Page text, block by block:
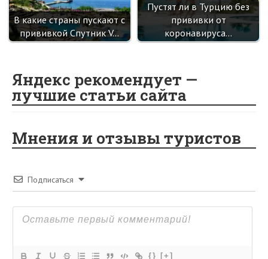
В какие страны пускают с
прививкой Спутник V…
Пустят ли в Турцию без
прививки от
коронавируса…
Яндекс рекомендует —
лучшие статьи сайта
Мнения и отзывы туристов
Подписаться
{} [+]